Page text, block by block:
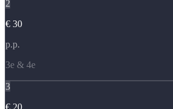
2
€ 30
p.p.
3e & 4e
3
€ 20